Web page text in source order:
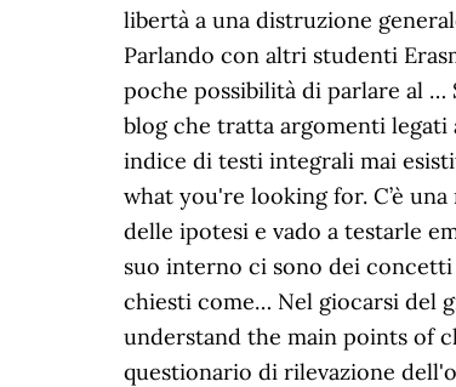
libertà a una distruzione
Parlando con altri studenti
poche possibilità di parlare al
blog che tratta argomenti legati
indice di testi integrali mai
what you're looking for. C’è
delle ipotesi e vado a testarle
suo interno ci sono dei
chiesti come… Nel giocarsi del
understand the main points of
questionario di rilevazione